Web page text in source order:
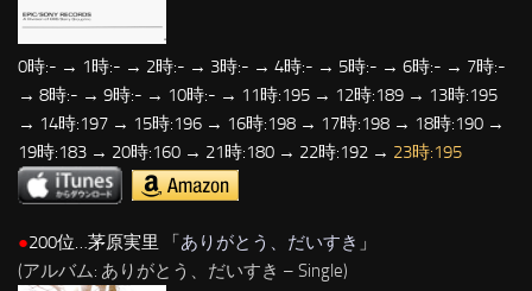
0時:- → 1時:- → 2時:- → 3時:- → 4時:- → 5時:- → 6時:- → 7時:-
→ 8時:- → 9時:- → 10時:- → 11時:195 → 12時:189 → 13時:195
→ 14時:197 → 15時:196 → 16時:198 → 17時:198 → 18時:190 →
19時:183 → 20時:160 → 21時:180 → 22時:192 → 23時:195
●200位…茅原実里 「ありがとう、だいすき 」
(アルバム: ありがとう、だいすき – Single)